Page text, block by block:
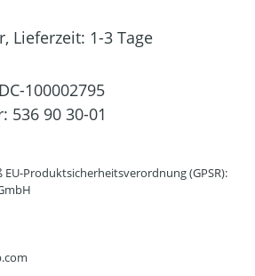
Lieferzeit: 1-3 Tage
DC-100002795
536 90 30-01
Produktsicherheitsverordnung (GPSR):